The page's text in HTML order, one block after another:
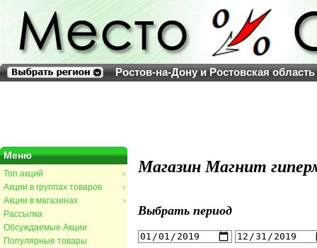
Ростов-на-Дону и Ростовская область
Меню
>
Топ акций
>
Акции в группах товаров
>
Акции в магазинах
Рассылка
Обсуждаемые Акции
Популярные товары
Магазин Магнит
Выбрать период